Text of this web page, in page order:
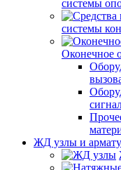
системы
системы
Оконечное
ЖД узлы и